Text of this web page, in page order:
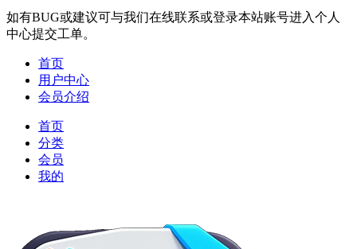
如有BUG或建议可与我们在线联系或登录本站账号进入个人
中心提交工单。
首页
用户中心
会员介绍
首页
分类
会员
我的